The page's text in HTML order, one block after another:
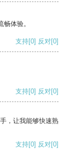
体验。
支持[0] 反对[0]
支持[0] 反对[0]
，让我能够快速熟
支持[0] 反对[0]